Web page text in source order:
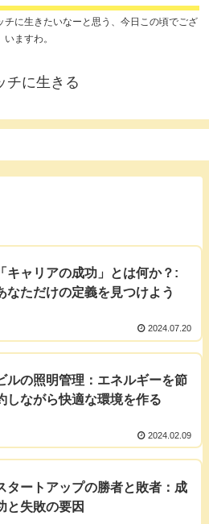
チに生きたいなーと思う、今日この頃でござ
いますわ。
チに生きる
「キャリアの成功」とは何か？:
なただけの定義を見つけよう
2024.07.20
ルの照明管理：エネルギーを節
しながら快適な環境を作る
2024.02.09
タートアップの勝者と敗者：成
と失敗の要因